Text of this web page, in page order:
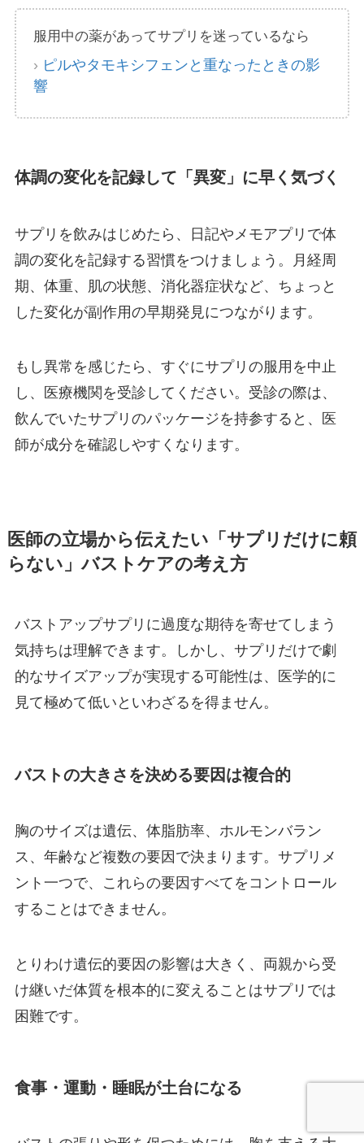
服用中の薬があってサプリを迷っているなら
› ピルやタモキシフェンと重なったときの影
響
体調の変化を記録して「異変」に早く気づく
サプリを飲みはじめたら、日記やメモアプリで体
調の変化を記録する習慣をつけましょう。月経周
期、体重、肌の状態、消化器症状など、ちょっと
した変化が副作用の早期発見につながります。
もし異常を感じたら、すぐにサプリの服用を中止
し、医療機関を受診してください。受診の際は、
飲んでいたサプリのパッケージを持参すると、医
師が成分を確認しやすくなります。
医師の立場から伝えたい「サプリだけに頼
らない」バストケアの考え方
バストアップサプリに過度な期待を寄せてしまう
気持ちは理解できます。しかし、サプリだけで劇
的なサイズアップが実現する可能性は、医学的に
見て極めて低いといわざるを得ません。
バストの大きさを決める要因は複合的
胸のサイズは遺伝、体脂肪率、ホルモンバラン
ス、年齢など複数の要因で決まります。サプリメ
ント一つで、これらの要因すべてをコントロール
することはできません。
とりわけ遺伝的要因の影響は大きく、両親から受
け継いだ体質を根本的に変えることはサプリでは
困難です。
食事・運動・睡眠が土台になる